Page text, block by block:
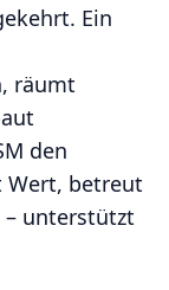
Ein
räumt
den
Wert, betreut
– unterstützt